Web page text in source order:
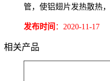
管，使铝翅片发热散热
发布时间 ：2020-11-17
相关产品